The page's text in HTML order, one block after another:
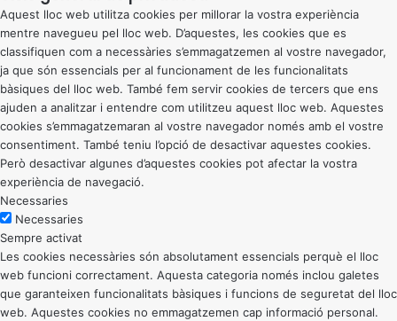
Aquest lloc web utilitza cookies per millorar la vostra experiència
mentre navegueu pel lloc web. D’aquestes, les cookies que es
classifiquen com a necessàries s’emmagatzemen al vostre navegador,
ja que són essencials per al funcionament de les funcionalitats
bàsiques del lloc web. També fem servir cookies de tercers que ens
ajuden a analitzar i entendre com utilitzeu aquest lloc web. Aquestes
cookies s’emmagatzemaran al vostre navegador només amb el vostre
consentiment. També teniu l’opció de desactivar aquestes cookies.
Però desactivar algunes d’aquestes cookies pot afectar la vostra
experiència de navegació.
Necessaries
Necessaries
Sempre activat
Les cookies necessàries són absolutament essencials perquè el lloc
web funcioni correctament. Aquesta categoria només inclou galetes
que garanteixen funcionalitats bàsiques i funcions de seguretat del lloc
web. Aquestes cookies no emmagatzemen cap informació personal.